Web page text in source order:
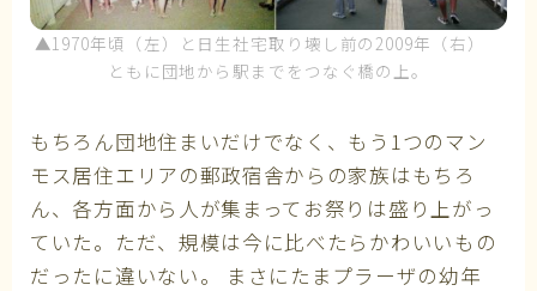
▲1970年頃（左）と日生社宅取り壊し前の2009年（右）
ともに団地から駅までをつなぐ橋の上。
もちろん団地住まいだけでなく、もう1つのマン
モス居住エリアの郵政宿舎からの家族はもちろ
ん、各方面から人が集まってお祭りは盛り上がっ
ていた。ただ、規模は今に比べたらかわいいもの
だったに違いない。 まさにたまプラーザの幼年